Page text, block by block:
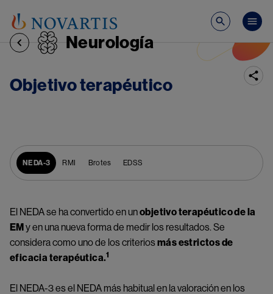
Neurología
Objetivo terapéutico
NEDA-3 RMI Brotes EDSS
El NEDA se ha convertido en un objetivo terapéutico de la
EM y en una nueva forma de medir los resultados. Se
considera como uno de los criterios más estrictos de
eficacia terapéutica.1
El NEDA-3 es el NEDA más habitual en la valoración en los